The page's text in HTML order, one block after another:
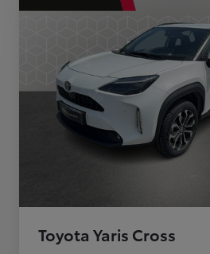
Toyota Yaris Cross